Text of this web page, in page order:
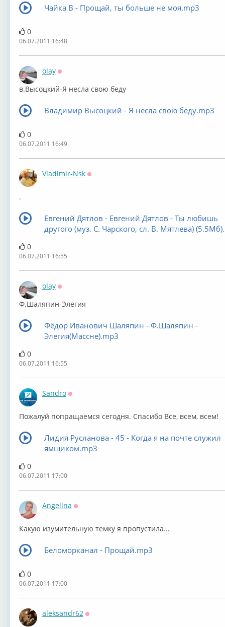
Чайка В - Прощай, ты больше не моя.mp3
0
06.07.2011 16:48
olay
в.Высоцкий-Я несла свою беду
Владимир Высоцкий - Я несла свою беду.mp3
0
06.07.2011 16:49
Vladimir-Nsk
.
Евгений Дятлов - Евгений Дятлов - Ты любишь
другого (муз. С. Чарского, сл. В. Мятлева)
0
06.07.2011 16:55
olay
Ф.Шаляпин-Элегия
Фёдор Иванович Шаляпин - Ф.Шаляпин -
Элегия(Массне).mp3
0
06.07.2011 16:55
Sandro
Пожалуй попращаемся сегодня. Спасибо Все, всем, всем!
Лидия Русланова - 45 - Когда я на почте служил
ямщиком.mp3
0
06.07.2011 17:00
Angelina
Какую изумительную темку я пропустила...
Беломорканал - Прощай.mp3
0
06.07.2011 17:00
aleksandr62